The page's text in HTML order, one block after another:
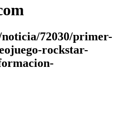
72030/primer-
rockstar-